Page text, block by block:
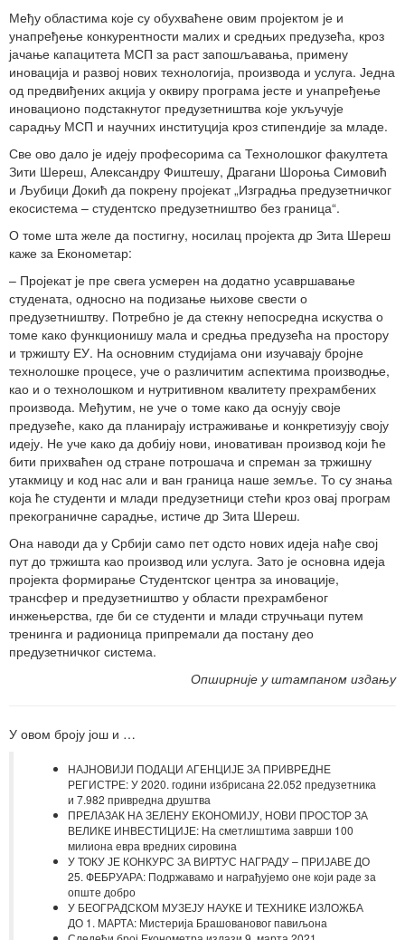
Међу областима које су обухваћене овим пројектом је и
унапређење конкурентности малих и средњих предузећа, кроз
јачање капацитета МСП за раст запошљавања, примену
иновација и развој нових технологија, производа и услуга. Једна
од предвиђених акција у оквиру програма јесте и унапређење
иновационо подстакнутог предузетништва које укључује
сарадњу МСП и научних институција кроз стипендије за младе.
Све ово дало је идеју професорима са Технолошког факултета
Зити Шереш, Александру Фиштешу, Драгани Шороња Симовић
и Љубици Докић да покрену пројекат „Изградња предузетничког
екосистема – студентско предузетништво без граница“.
О томе шта желе да постигну, носилац пројекта др Зита Шереш
каже за Економетар:
– Пројекат је пре свега усмерен на додатно усавршавање
студената, односно на подизање њихове свести о
предузетништву. Потребно је да стекну непосредна искуства о
томе како функционишу мала и средња предузећа на простору
и тржишту ЕУ. На основним студијама они изучавају бројне
технолошке процесе, уче о различитим аспектима производње,
као и о технолошком и нутритивном квалитету прехрамбених
производа. Међутим, не уче о томе како да оснују своје
предузеће, како да планирају истраживање и конкретизују своју
идеју. Не уче како да добију нови, иновативан производ који ће
бити прихваћен од стране потрошача и спреман за тржишну
утакмицу и код нас али и ван граница наше земље. То су знања
која ће студенти и млади предузетници стећи кроз овај програм
прекограничне сарадње, истиче др Зита Шереш.
Она наводи да у Србији само пет одсто нових идеја нађе свој
пут до тржишта као производ или услуга. Зато је основна идеја
пројекта формирање Студентског центра за иновације,
трансфер и предузетништво у области прехрамбеног
инжењерства, где би се студенти и млади стручњаци путем
тренинга и радионица припремали да постану део
предузетничког система.
Опширније у штампаном издању
У овом броју још и …
НАЈНОВИЈИ ПОДАЦИ АГЕНЦИЈЕ ЗА ПРИВРЕДНЕ
РЕГИСТРЕ: У 2020. години избрисана 22.052 предузетника
и 7.982 привредна друштва
ПРЕЛАЗАК НА ЗЕЛЕНУ ЕКОНОМИЈУ, НОВИ ПРОСТОР ЗА
ВЕЛИКЕ ИНВЕСТИЦИЈЕ: На сметлиштима заврши 100
милиона евра вредних сировина
У ТОКУ ЈЕ КОНКУРС ЗА ВИРТУС НАГРАДУ – ПРИЈАВЕ ДО
25. ФЕБРУАРА: Подржавамо и награђујемо оне који раде за
опште добро
У БЕОГРАДСКОМ МУЗЕЈУ НАУКЕ И ТЕХНИКЕ ИЗЛОЖБА
ДО 1. МАРТА: Мистерија Брашовановог павиљона